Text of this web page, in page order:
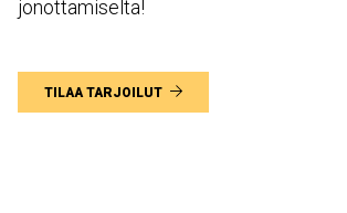
jonottamiselta!
TILAA TARJOILUT